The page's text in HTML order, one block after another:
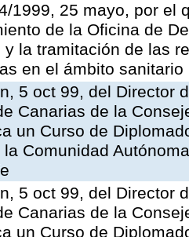
1999, 25 mayo, por el
de la Oficina de
y la tramitación de las
en el ámbito sanitario
5 oct 99, del Director
Canarias de la
un Curso de
Comunidad
5 oct 99, del Director
Canarias de la
un Curso de